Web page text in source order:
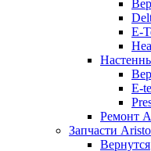
E-
E-
Ремонт
Запчасти
Вернутся